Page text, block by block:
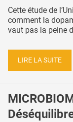
Cette étude de
comment la
vaut pas la peine
LIRE LA SUITE